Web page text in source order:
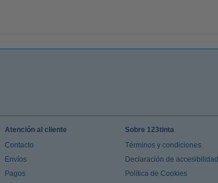
Atención al cliente
Contacto
Envíos
Pagos
Sobre 123tinta
Términos y condiciones
Declaración de accesibilidad
Política de Cookies